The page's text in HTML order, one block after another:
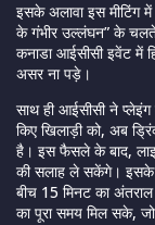
इसके अलावा इस मीटिंग
के गंभीर उल्लंघन” के चलते
कनाडा आईसीसी इवेंट में
असर ना पड़े।
साथ ही आईसीसी ने
किए खिलाड़ी को, अब
है। इस फैसले के बाद,
की सलाह ले सकेंगे। इसके
बीच 15 मिनट का अंतराल
का पूरा समय मिल सके,